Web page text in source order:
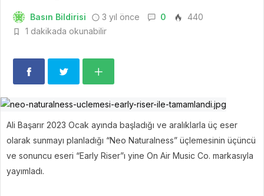
Basın Bildirisi 3 yıl önce 0
440
1 dakikada okunabilir
Ali Başarır 2023 Ocak ayında başladığı ve aralıklarla üç eser
olarak sunmayı planladığı “Neo Naturalness” üçlemesinin üçüncü
ve sonuncu eseri “Early Riser”ı yine On Air Music Co. markasıyla
yayımladı.